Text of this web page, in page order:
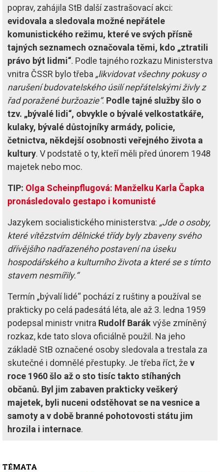
poprav, zahájila StB další zastrašovací akci:
evidovala a sledovala možné nepřátele
komunistického režimu, které ve svých přísně
tajných seznamech označovala těmi, kdo „ztratili
právo být lidmi“. Podle tajného rozkazu Ministerstva
vnitra ČSSR bylo třeba „likvidovat všechny pokusy o
narušení budovatelského úsilí nepřátelskými živly z
řad poražené buržoazie“. Podle tajné služby šlo o
tzv. „bývalé lidi“, obvykle o bývalé velkostatkáře,
kulaky, bývalé důstojníky armády, policie,
četnictva, někdejší osobnosti veřejného života a
kultury. V podstatě o ty, kteří měli před únorem 1948
majetek nebo moc.
TIP: Olga Scheinpflugová: Manželku Karla Čapka
pronásledovalo gestapo i komunisté
Jazykem socialistického ministerstva: „Jde o osoby,
které vítězstvím dělnické třídy byly zbaveny svého
dřívějšího nadřazeného postavení na úseku
hospodářského a kulturního života a které se s tímto
stavem nesmířily.“
Termín „bývalí lidé“ pochází z ruštiny a používal se
prakticky po celá padesátá léta, ale až 3. ledna 1959
podepsal ministr vnitra Rudolf Barákvýše zmíněný
rozkaz, kde tato slova oficiálně použil. Na jeho
základě StB označené osoby sledovala a trestala za
skutečné i domnělé přestupky. Je třeba říct, že v
roce 1960 šlo až o sto tisíc takto stíhaných
občanů. Byl jim zabaven prakticky veškerý
majetek, byli nuceni odstěhovat se na vesnice a
samoty a v době branné pohotovosti státu jim
hrozila i internace.
TÉMATA